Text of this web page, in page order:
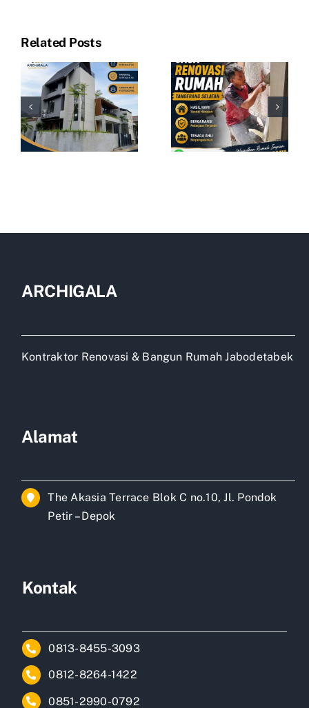
Related Posts
ARCHIGALA
Kontraktor Renovasi & Bangun Rumah Jabodetabek
Alamat
The Akasia Terrace Blok C no.10, Jl. Pondok
Petir – Depok
Kontak
0813-8455-3093
0812-8264-1422
0851-2990-0792